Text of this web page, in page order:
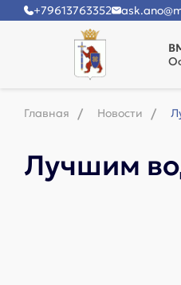
+79613763352
Главная Новости
Лучшим